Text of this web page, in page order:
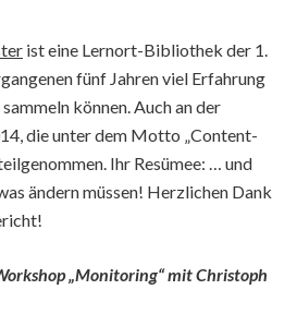
ist eine Lernort-Bibliothek der 1.
fünf Jahren viel Erfahrung
können. Auch an der
die unter dem Motto „Content-
Ihr Resümee: … und
ändern müssen! Herzlichen Dank
„Monitoring“ mit Christoph